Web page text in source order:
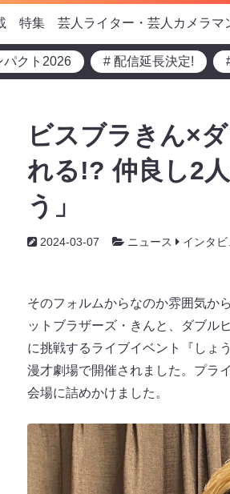
特集 芸人ライター・芸人カメラマ
パクト2026 # 配信延長決定!
ビスブラきん×
れる!? 仲良し2
う」
2024-03-07 ニュース インタビ
そのフォルムからなのか雰囲気か
ットブラザーズ・きんと、ダブル
に挑戦するライブイベント『しょ
漫才劇場で開催されました。プラ
会場に詰めかけました。